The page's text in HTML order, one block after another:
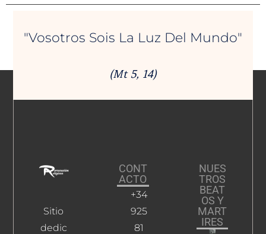
"Vosotros Sois La Luz Del Mundo"
(Mt 5, 14)
Sitio
dedic
CONT
ACTO
+34
925
81
NUES
TROS
BEAT
OS Y
MART
IRES